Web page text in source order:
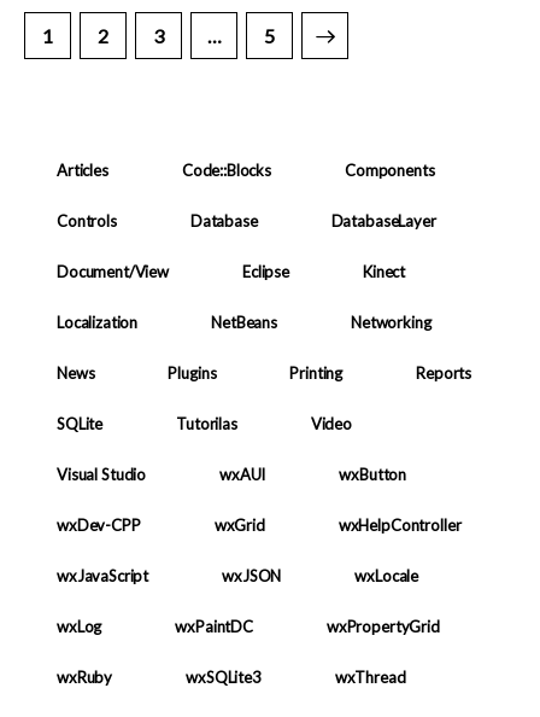
Posts
pagination
PAGE
1 PAGE
2 PAGE
3 … PAGE
5
>
Articles Code::Blocks Components
Controls Database DatabaseLayer
Document/View Eclipse Kinect
Localization NetBeans Networking
News Plugins Printing Reports
SQLite Tutorilas Video
Visual Studio wxAUI wxButton
wxDev-CPP wxGrid wxHelpController
wxJavaScript wxJSON wxLocale
wxLog wxPaintDC wxPropertyGrid
wxRuby wxSQLite3 wxThread